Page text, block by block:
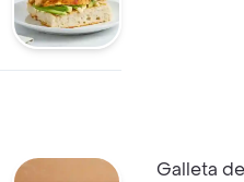
Galleta